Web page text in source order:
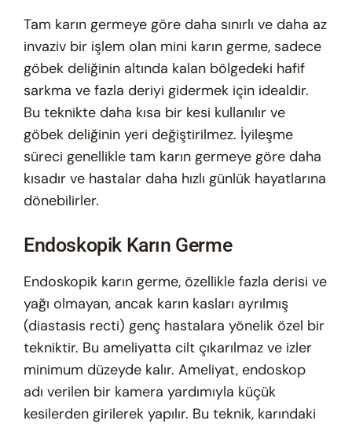
Tam karın germeye göre daha sınırlı ve daha az
invaziv bir işlem olan mini karın germe, sadece
göbek deliğinin altında kalan bölgedeki hafif
sarkma ve fazla deriyi gidermek için idealdir.
Bu teknikte daha kısa bir kesi kullanılır ve
göbek deliğinin yeri değiştirilmez. İyileşme
süreci genellikle tam karın germeye göre daha
kısadır ve hastalar daha hızlı günlük hayatlarına
dönebilirler.
Endoskopik Karın Germe
Endoskopik karın germe, özellikle fazla derisi ve
yağı olmayan, ancak karın kasları ayrılmış
(diastasis recti) genç hastalara yönelik özel bir
tekniktir. Bu ameliyatta cilt çıkarılmaz ve izler
minimum düzeyde kalır. Ameliyat, endoskop
adı verilen bir kamera yardımıyla küçük
kesilerden girilerek yapılır. Bu teknik, karındaki